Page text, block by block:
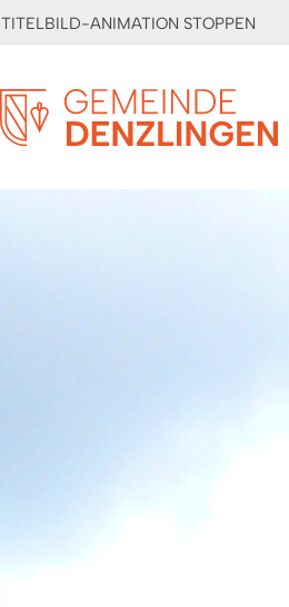
TITELBILD-ANIMATION STOPPEN